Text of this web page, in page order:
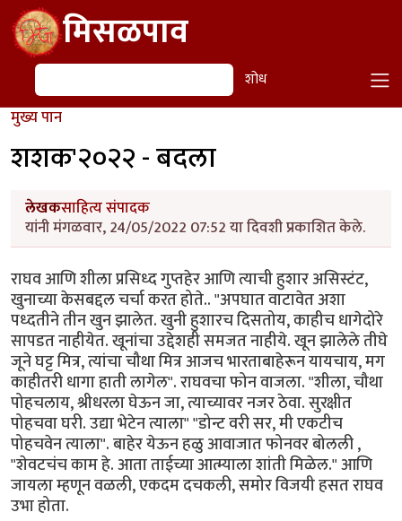
Skip to main contentमिसळपाव
शोध शोध
मुख्य पान
शशक'२०२२ - बदला
लेखकसाहित्य संपादक
यांनी मंगळवार, 24/05/2022 07:52 या दिवशी प्रकाशित केले.
राघव आणि शीला प्रसिध्द गुप्तहेर आणि त्याची हुशार असिस्टंट,
खुनाच्या केसबद्दल चर्चा करत होते.. "अपघात वाटावेत अशा
पध्दतीने तीन खुन झालेत. खुनी हुशारच दिसतोय, काहीच धागेदोरे
सापडत नाहीयेत. खूनांचा उद्देशही समजत नाहीये. खून झालेले तीघे
जूने घट्ट मित्र, त्यांचा चौथा मित्र आजच भारताबाहेरून यायचाय, मग
काहीतरी धागा हाती लागेल". राघवचा फोन वाजला. "शीला, चौथा
पोहचलाय, श्रीधरला घेऊन जा, त्याच्यावर नजर ठेवा. सुरक्षीत
पोहचवा घरी. उद्या भेटेन त्याला" "डोन्ट वरी सर, मी एकटीच
पोहचवेन त्याला". बाहेर येऊन हळु आवाजात फोनवर बोलली ,
"शेवटचंच काम हे. आता ताईच्या आत्म्याला शांती मिळेल." आणि
जायला म्हणून वळली, एकदम दचकली, समोर विजयी हसत राघव
उभा होता.